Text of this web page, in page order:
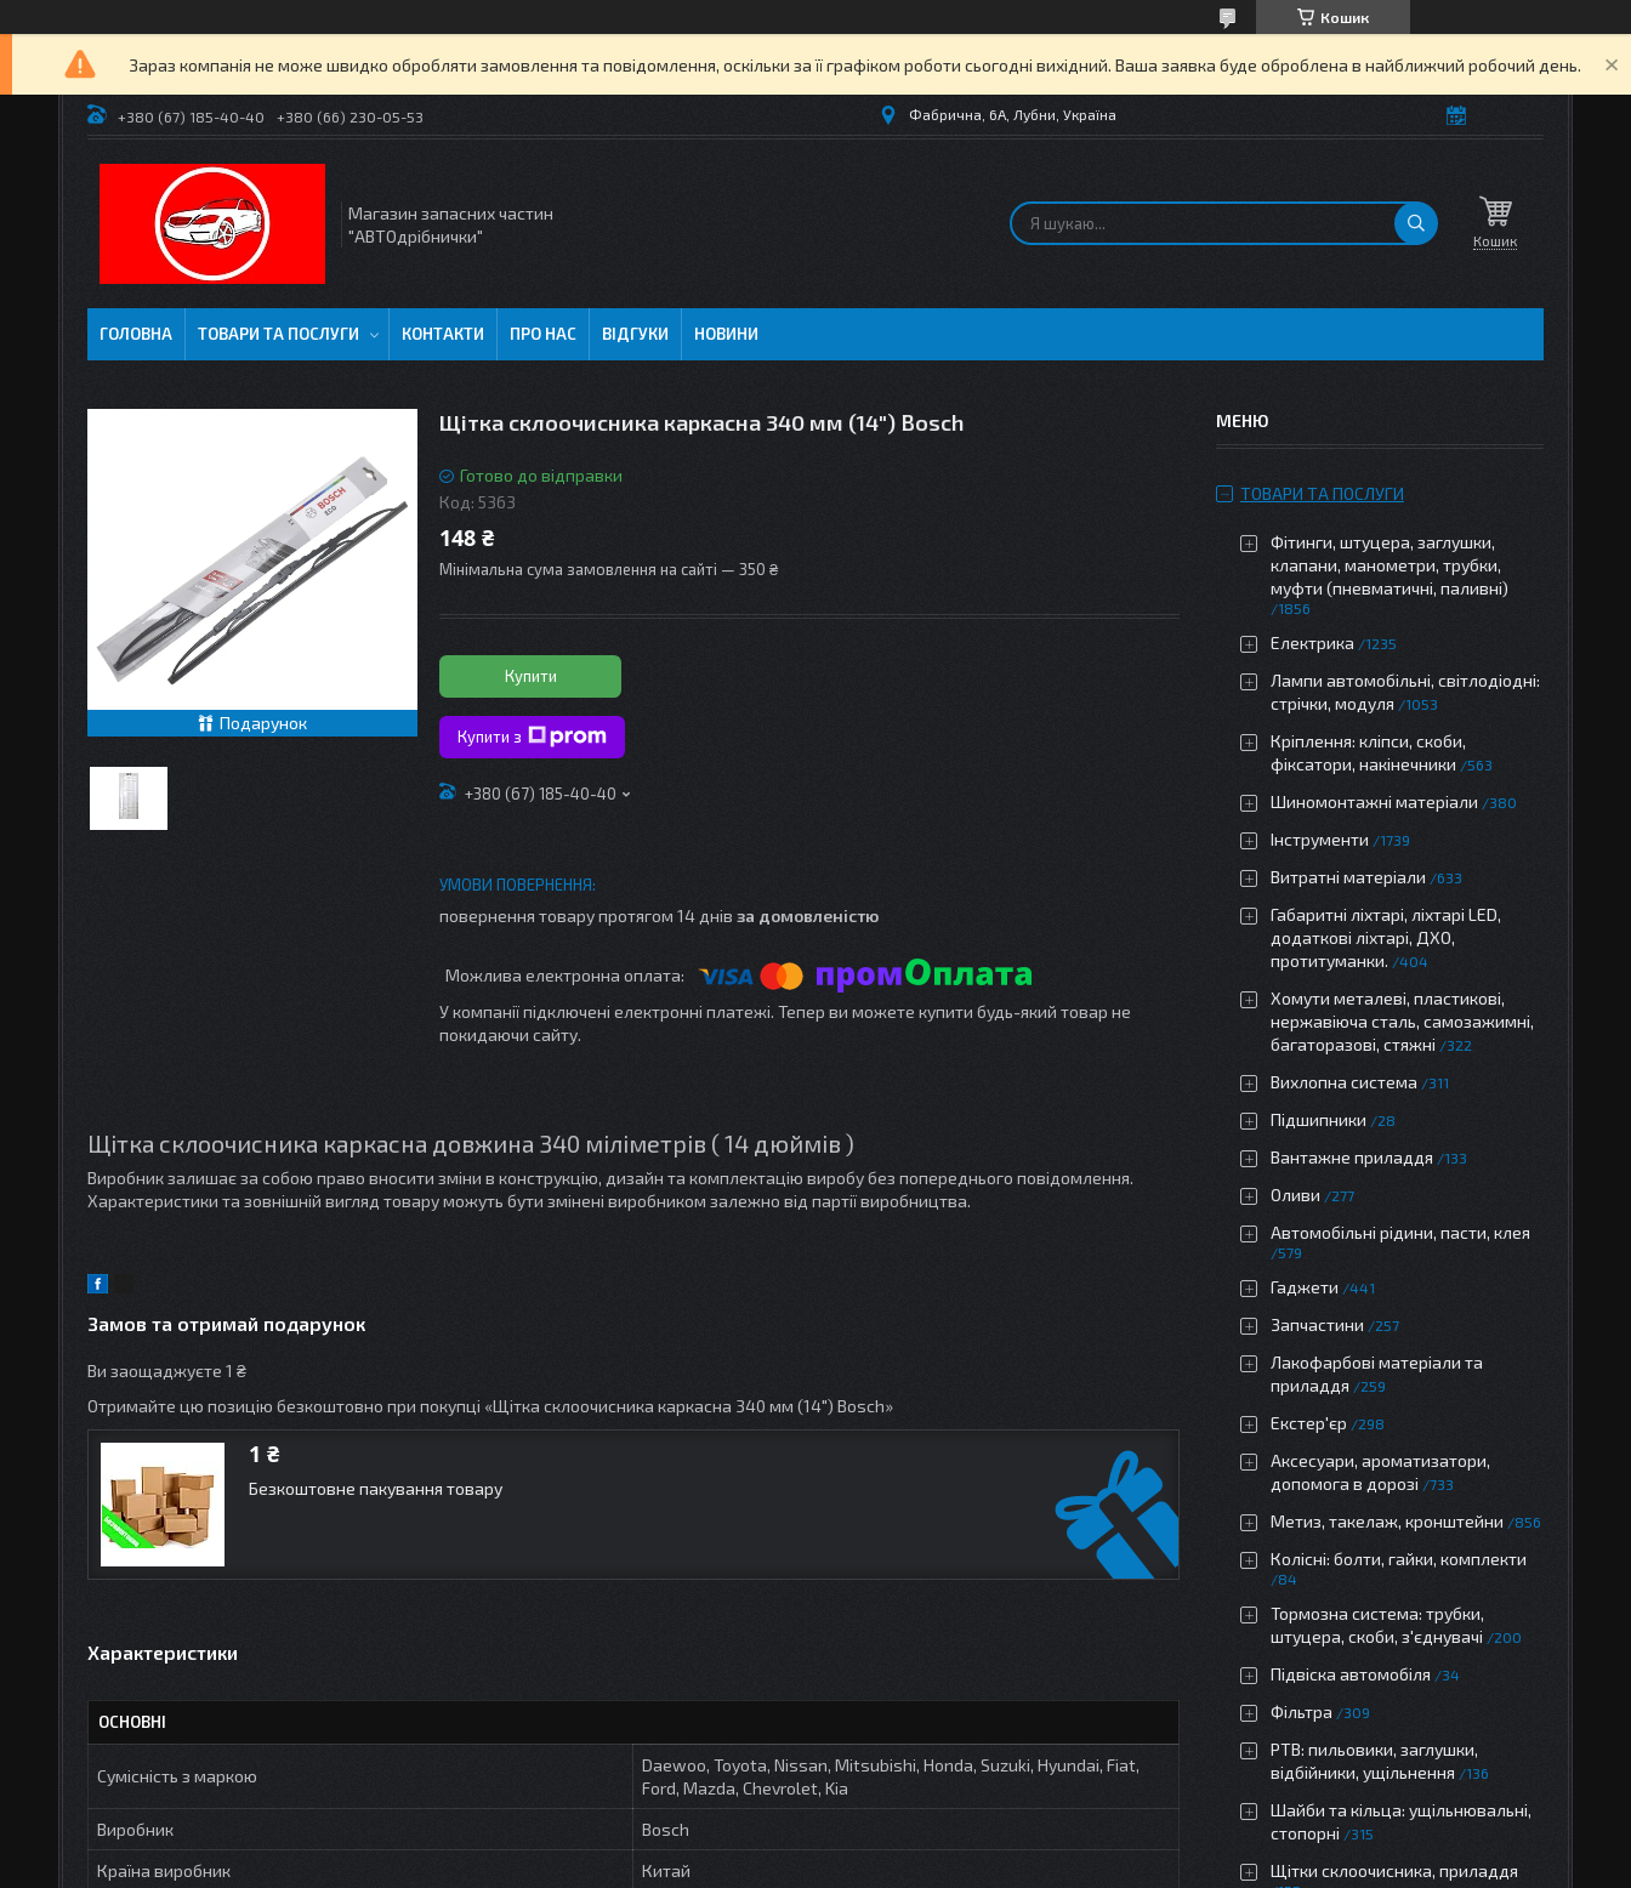
Кошик
Зараз компанія не може швидко обробляти замовлення та повідомлення, оскільки за її графіком роботи сьогодні вихідний. Ваша заявка буде оброблена в найближчий робочий день.
+380 (67) 185-40-40 +380 (66) 230-05-53 Фабрична, 6А, Лубни, Україна
Магазин запасних частин
"АВТОдрібнички"
Кошик
ГОЛОВНА ТОВАРИ ТА ПОСЛУГИ КОНТАКТИ ПРО НАС ВІДГУКИ НОВИНИ
Подарунок
Щітка склоочисника каркасна 340 мм (14") Bosch
Готово до відправки
Код: 5363
148 ₴
Мінімальна сума замовлення на сайті — 350 ₴
Купити
Купити з
+380 (67) 185-40-40
повернення товару протягом 14 днів за домовленістю
У компанії підключені електронні платежі. Тепер ви можете купити будь-який товар не
покидаючи сайту.
Щітка склоочисника каркасна довжина 340 міліметрів ( 14 дюймів )
Виробник залишає за собою право вносити зміни в конструкцію, дизайн та комплектацію виробу без попереднього повідомлення.
Характеристики та зовнішній вигляд товару можуть бути змінені виробником залежно від партії виробництва.
Замов та отримай подарунок
Ви заощаджуєте 1 ₴
Отримайте цю позицію безкоштовно при покупці «Щітка склоочисника каркасна 340 мм (14") Bosch»
1 ₴
Безкоштовне пакування товару
Характеристики
ОСНОВНІ
Сумісність з маркою
Daewoo, Toyota, Nissan, Mitsubishi, Honda, Suzuki, Hyundai, Fiat,
Ford, Mazda, Chevrolet, Kia
Виробник
Bosch
Країна виробник
Китай
ТОВАРИ ТА ПОСЛУГИ
Фітинги, штуцера, заглушки,
клапани, манометри, трубки,
муфти (пневматичні, паливні)
1856
Електрика 1235
Лампи автомобільні, світлодіодні:
стрічки, модуля
1053
Кріплення: кліпси, скоби,
фіксатори, накінечники
563
Шиномонтажні матеріали 380
Інструменти 1739
Витратні матеріали 633
Габаритні ліхтарі, ліхтарі LED,
додаткові ліхтарі, ДХО,
протитуманки.
404
Хомути металеві, пластикові,
нержавіюча сталь, самозажимні,
багаторазові, стяжні
322
Вихлопна система 311
Підшипники 28
Вантажне приладдя 133
Оливи 277
Автомобільні рідини, пасти, клея
579
Гаджети 441
Запчастини 257
Лакофарбові матеріали та
приладдя
259
Екстер'єр 298
Аксесуари, ароматизатори,
допомога в дорозі
733
Метиз, такелаж, кронштейни 856
Колісні: болти, гайки, комплекти
84
Тормозна система: трубки,
штуцера, скоби, з'єднувачі
200
Підвіска автомобіля 34
Фільтра 309
РТВ: пильовики, заглушки,
відбійники, ущільнення
136
Шайби та кільца: ущільнювальні,
стопорні
315
Щітки склоочисника, приладдя